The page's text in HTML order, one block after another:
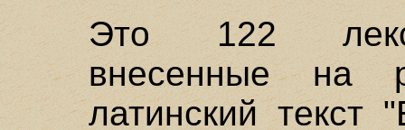
Это 122
внесенные на
латинский текст